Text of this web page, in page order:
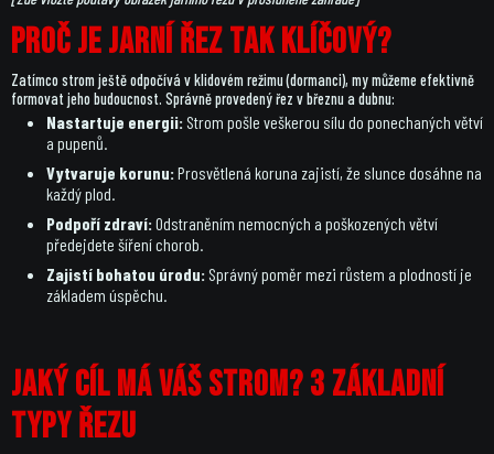
Proč je jarní řez tak klíčový?
Zatímco strom ještě odpočívá v klidovém režimu (dormanci), my můžeme efektivně
formovat jeho budoucnost. Správně provedený řez v březnu a dubnu:
Nastartuje energii:Strom pošle veškerou sílu do ponechaných větví
a pupenů.
Vytvaruje korunu:Prosvětlená koruna zajistí, že slunce dosáhne na
každý plod.
Podpoří zdraví:Odstraněním nemocných a poškozených větví
předejdete šíření chorob.
Zajistí bohatou úrodu:Správný poměr mezi růstem a plodností je
základem úspěchu.
Jaký cíl má váš strom? 3 základní
typy řezu